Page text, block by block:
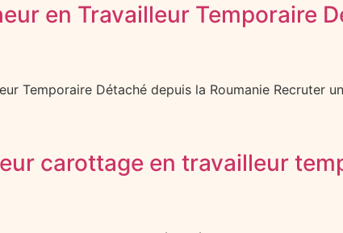
en Travailleur Temporaire
Temporaire Détaché depuis la Roumanie Recruter
carottage en travailleur